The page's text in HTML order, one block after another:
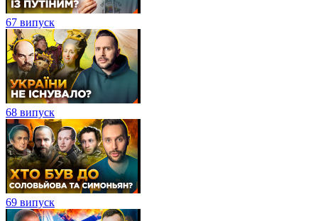
67 випуск
68 випуск
69 випуск